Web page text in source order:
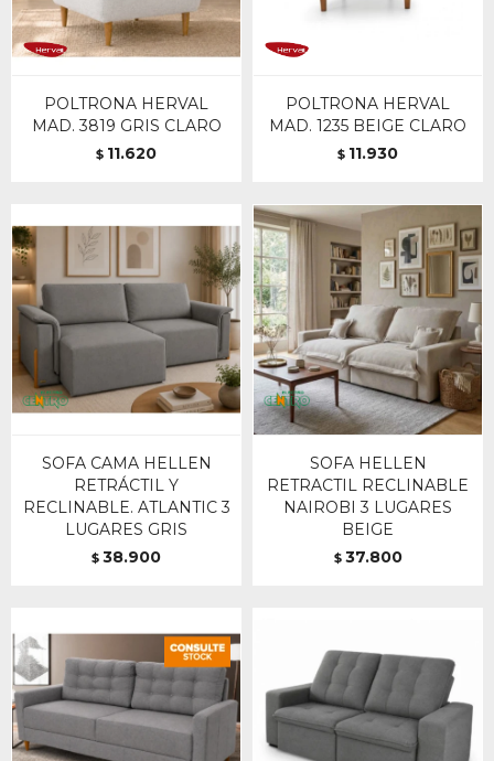
POLTRONA HERVAL
MAD. 3819 GRIS CLARO
$ 11.620
POLTRONA HERVAL
MAD. 1235 BEIGE CLARO
$ 11.930
SOFA CAMA HELLEN
RETRÁCTIL Y
RECLINABLE. ATLANTIC 3
LUGARES GRIS
$ 38.900
SOFA HELLEN
RETRACTIL RECLINABLE
NAIROBI 3 LUGARES
BEIGE
$ 37.800